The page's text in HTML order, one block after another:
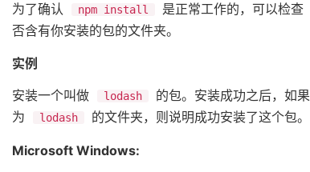
为了确认
npm install 是正常工作的，可以检查
否含有你安装的包的文件夹。
实例
安装一个叫做
lodash 的包。安装成功之后，如果
为
lodash 的文件夹，则说明成功安装了这个包。
Microsoft Windows: